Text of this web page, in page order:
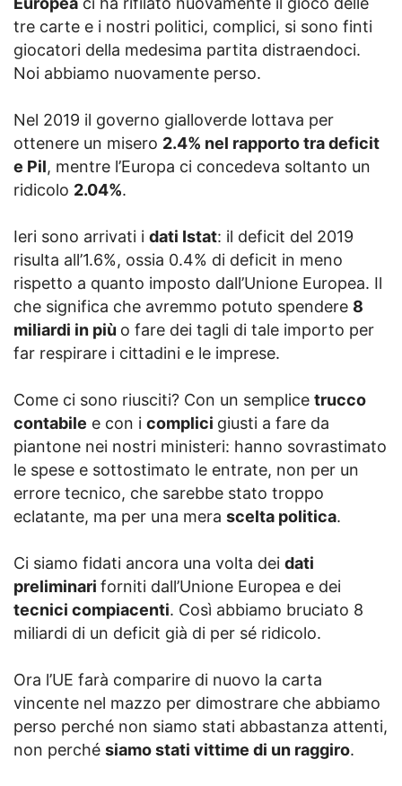
tre carte e i nostri politici, complici, si sono finti
giocatori della medesima partita distraendoci.
Noi abbiamo nuovamente perso.
Nel 2019 il governo gialloverde lottava per
ottenere un misero 2.4% nel rapporto tra deficit
e Pil, mentre l’Europa ci concedeva soltanto un
ridicolo 2.04%.
Ieri sono arrivati i dati Istat: il deficit del 2019
risulta all’1.6%, ossia 0.4% di deficit in meno
rispetto a quanto imposto dall’Unione Europea. Il
che significa che avremmo potuto spendere 8
miliardi in più o fare dei tagli di tale importo per
far respirare i cittadini e le imprese.
Come ci sono riusciti? Con un semplice trucco
contabile e con i complici giusti a fare da
piantone nei nostri ministeri: hanno sovrastimato
le spese e sottostimato le entrate, non per un
errore tecnico, che sarebbe stato troppo
eclatante, ma per una mera scelta politica.
Ci siamo fidati ancora una volta dei dati
preliminari forniti dall’Unione Europea e dei
tecnici compiacenti. Così abbiamo bruciato 8
miliardi di un deficit già di per sé ridicolo.
Ora l’UE farà comparire di nuovo la carta
vincente nel mazzo per dimostrare che abbiamo
perso perché non siamo stati abbastanza attenti,
non perché siamo stati vittime di un raggiro.